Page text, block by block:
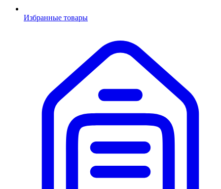
Избранные товары